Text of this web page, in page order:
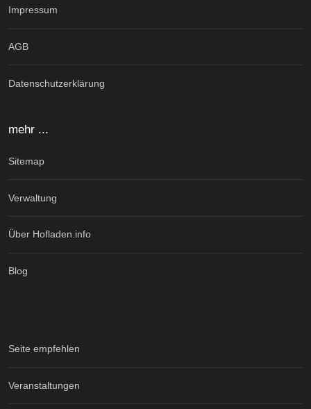
Impressum
AGB
Datenschutzerklärung
mehr ...
Sitemap
Verwaltung
Über Hofladen.info
Blog
Seite empfehlen
Veranstaltungen